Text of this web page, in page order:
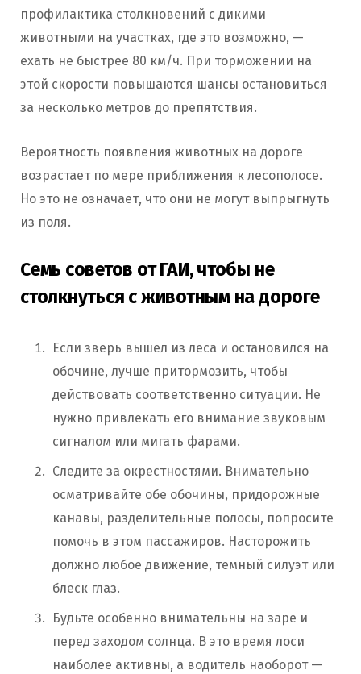
профилактика столкновений с дикими
животными на участках, где это возможно, —
ехать не быстрее 80 км/ч. При торможении на
этой скорости повышаются шансы остановиться
за несколько метров до препятствия.
Вероятность появления животных на дороге
возрастает по мере приближения к лесополосе.
Но это не означает, что они не могут выпрыгнуть
из поля.
Семь советов от ГАИ, чтобы не
столкнуться с животным на дороге
Если зверь вышел из леса и остановился на
обочине, лучше притормозить, чтобы
действовать соответственно ситуации. Не
нужно привлекать его внимание звуковым
сигналом или мигать фарами.
Следите за окрестностями. Внимательно
осматривайте обе обочины, придорожные
канавы, разделительные полосы, попросите
помочь в этом пассажиров. Насторожить
должно любое движение, темный силуэт или
блеск глаз.
Будьте особенно внимательны на заре и
перед заходом солнца. В это время лоси
наиболее активны, а водитель наоборот —